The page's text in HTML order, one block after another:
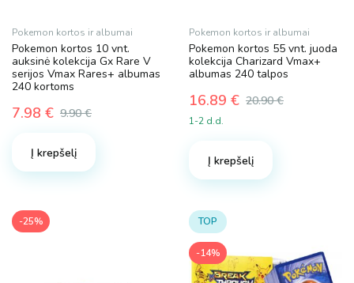
Pokemon kortos ir albumai
Pokemon kortos 10 vnt.
auksinė kolekcija Gx Rare V
serijos Vmax Rares+ albumas
240 kortoms
9.90€
was:
9.90 €.
7.98 €
7.98 €.
Į krepšelį
Pokemon kortos ir albumai
Pokemon kortos 55 vnt. juoda
kolekcija Charizard Vmax+
albumas 240 talpos
20.90€
Original
price
20.90 €.
16.89 €
Current
price
16.89 €.
1-2 d.d.
Į krepšelį
-25% TOP
-14%